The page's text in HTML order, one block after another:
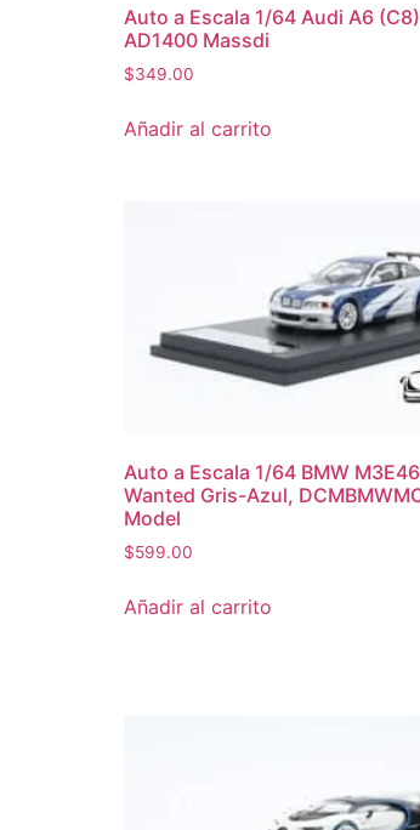
Auto a Escala 1/64 Audi A6
AD1400 Massdi
$349.00
Añadir al carrito
Auto a Escala 1/64 BMW
Wanted Gris-Azul,
Model
$599.00
Añadir al carrito